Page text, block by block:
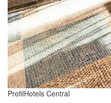
ProfilHotels Central